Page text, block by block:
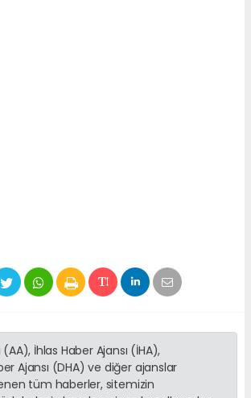
İhlas Haber Ajansı (İHA),
Ajansı (DHA) ve diğer ajanslar
tüm haberler, sitemizin